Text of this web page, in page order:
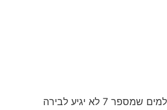
7 לא יגיע לבירה